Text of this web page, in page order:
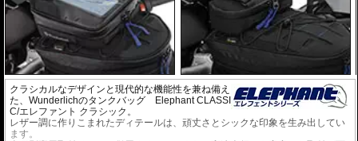
クラシカルなデザインと現代的な機能性を兼ね備え
た、Wunderlichのタンクバッグ Elephant CLASSI
C/エレファント クラシック。
レザー調に作りこまれたディテールは、頑丈さとシックな印象を生み出してい
ます。